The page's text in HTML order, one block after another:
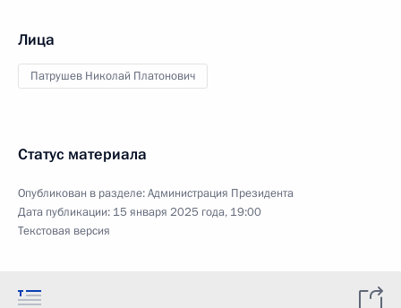
Лица
Патрушев Николай Платонович
Статус материала
Опубликован в разделе:Администрация Президента
Дата публикации: 15 января 2025 года, 19:00
Текстовая версия